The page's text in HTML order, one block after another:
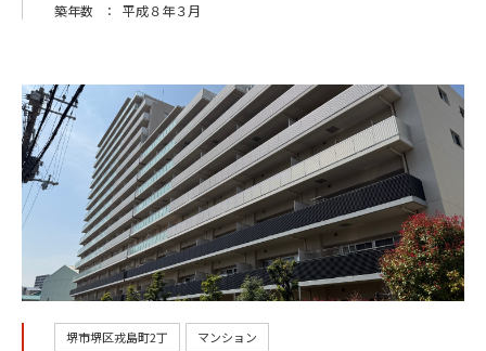
築年数
： 平成８年３月
堺市堺区戎島町2丁 マンション